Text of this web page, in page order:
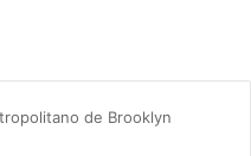
de Brooklyn